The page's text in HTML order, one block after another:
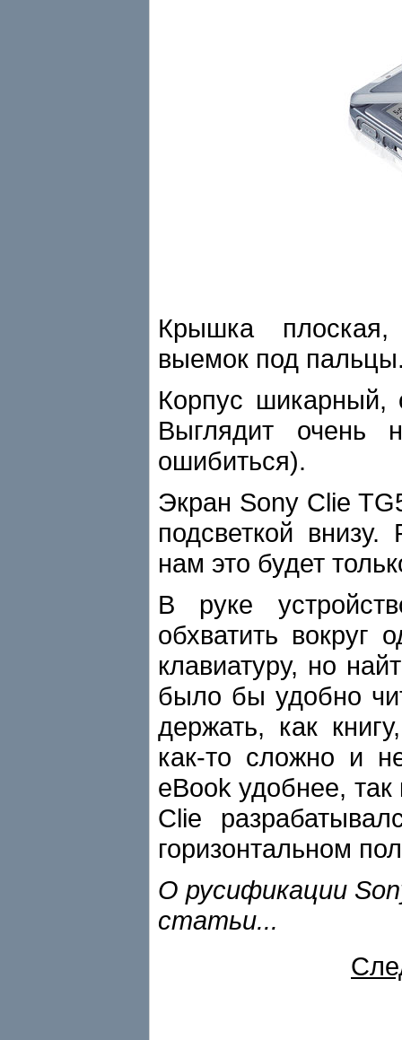
Крышка плоская,
выемок под
Корпус шикарный,
Выглядит очень
ошибиться).
Экран Sony Clie
подсветкой
нам это будет
В руке
обхватить вокруг
клавиатуру, но
было бы удобно
держать, как
как-то сложно и
eBook удобнее,
Clie
горизонтальном
О русификации
статьи...